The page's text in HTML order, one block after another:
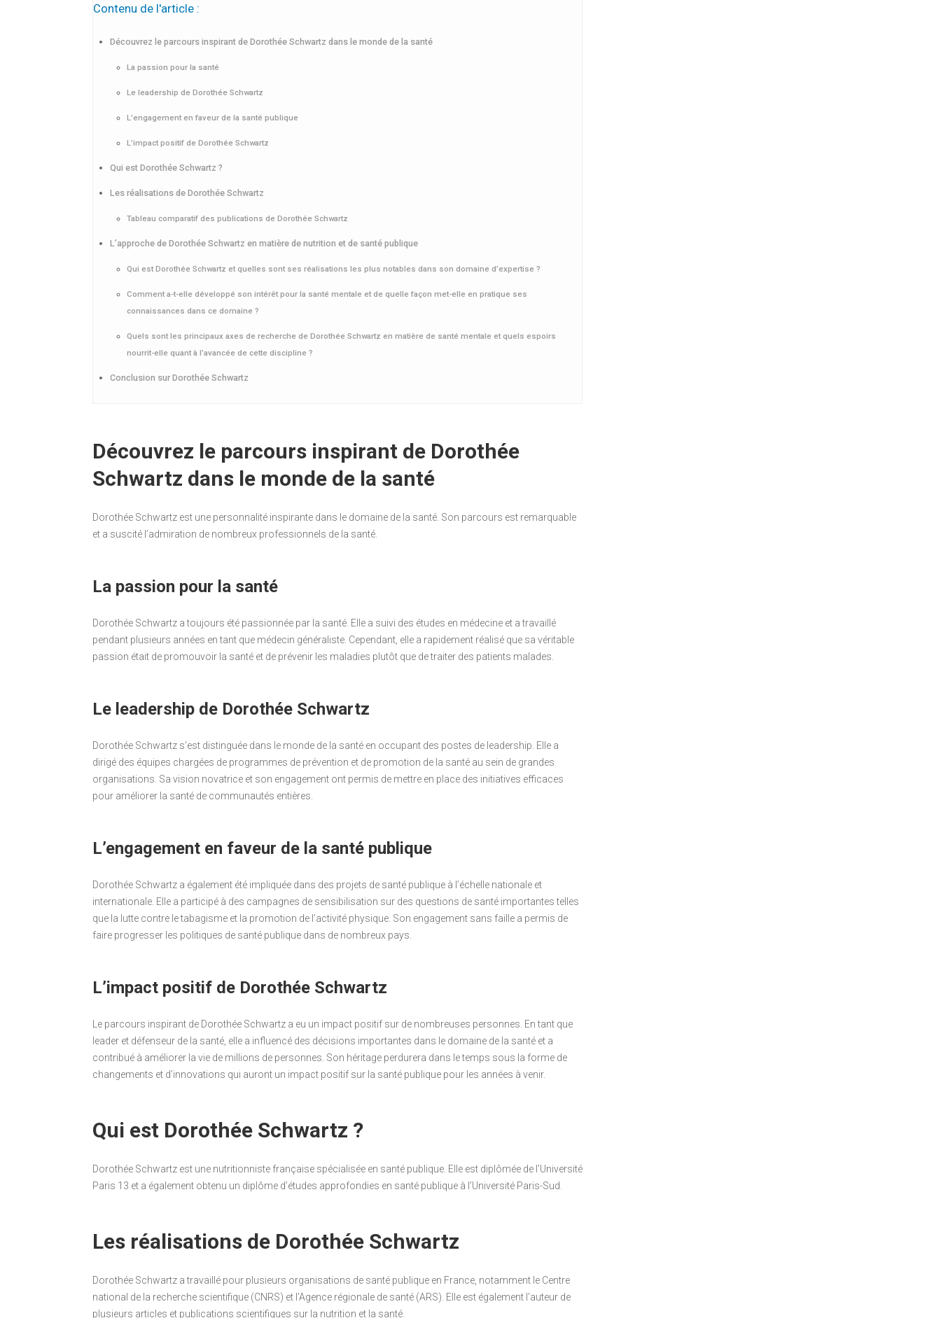
Contenu de l'article :
Découvrez le parcours inspirant de Dorothée Schwartz dans le monde de la santé
La passion pour la santé
Le leadership de Dorothée Schwartz
L’engagement en faveur de la santé publique
L’impact positif de Dorothée Schwartz
Qui est Dorothée Schwartz ?
Les réalisations de Dorothée Schwartz
Tableau comparatif des publications de Dorothée Schwartz
L’approche de Dorothée Schwartz en matière de nutrition et de santé publique
Qui est Dorothée Schwartz et quelles sont ses réalisations les plus notables dans son domaine d’expertise ?
Comment a-t-elle développé son intérêt pour la santé mentale et de quelle façon met-elle en pratique ses
connaissances dans ce domaine ?
Quels sont les principaux axes de recherche de Dorothée Schwartz en matière de santé mentale et quels espoirs
nourrit-elle quant à l’avancée de cette discipline ?
Conclusion sur Dorothée Schwartz
Découvrez le parcours inspirant de Dorothée
Schwartz dans le monde de la santé
Dorothée Schwartz est une personnalité inspirante dans le domaine de la santé. Son parcours est remarquable
et a suscité l’admiration de nombreux professionnels de la santé.
La passion pour la santé
Dorothée Schwartz a toujours été passionnée par la santé. Elle a suivi des études en médecine et a travaillé
pendant plusieurs années en tant que médecin généraliste. Cependant, elle a rapidement réalisé que sa véritable
passion était de promouvoir la santé et de prévenir les maladies plutôt que de traiter des patients malades.
Le leadership de Dorothée Schwartz
Dorothée Schwartz s’est distinguée dans le monde de la santé en occupant des postes de leadership. Elle a
dirigé des équipes chargées de programmes de prévention et de promotion de la santé au sein de grandes
organisations. Sa vision novatrice et son engagement ont permis de mettre en place des initiatives efficaces
pour améliorer la santé de communautés entières.
L’engagement en faveur de la santé publique
Dorothée Schwartz a également été impliquée dans des projets de santé publique à l’échelle nationale et
internationale. Elle a participé à des campagnes de sensibilisation sur des questions de santé importantes telles
que la lutte contre le tabagisme et la promotion de l’activité physique. Son engagement sans faille a permis de
faire progresser les politiques de santé publique dans de nombreux pays.
L’impact positif de Dorothée Schwartz
Le parcours inspirant de Dorothée Schwartz a eu un impact positif sur de nombreuses personnes. En tant que
leader et défenseur de la santé, elle a influencé des décisions importantes dans le domaine de la santé et a
contribué à améliorer la vie de millions de personnes. Son héritage perdurera dans le temps sous la forme de
changements et d’innovations qui auront un impact positif sur la santé publique pour les années à venir.
Qui est Dorothée Schwartz ?
Dorothée Schwartz est une nutritionniste française spécialisée en santé publique. Elle est diplômée de l’Université
Paris 13 et a également obtenu un diplôme d’études approfondies en santé publique à l’Université Paris-Sud.
Les réalisations de Dorothée Schwartz
Dorothée Schwartz a travaillé pour plusieurs organisations de santé publique en France, notamment le Centre
national de la recherche scientifique (CNRS) et l’Agence régionale de santé (ARS). Elle est également l’auteur de
plusieurs articles et publications scientifiques sur la nutrition et la santé.